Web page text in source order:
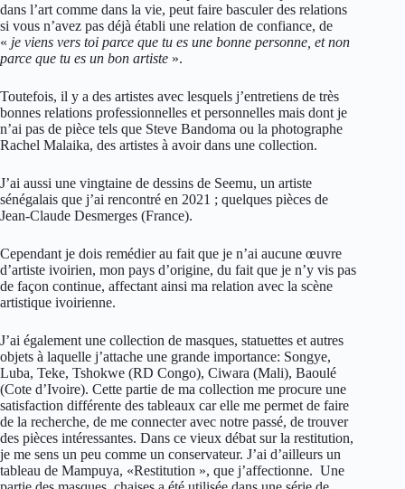
dans l’art comme dans la vie, peut faire basculer des relations
si vous n’avez pas déjà établi une relation de confiance, de
« je viens vers toi parce que tu es une bonne personne, et non
parce que tu es un bon artiste ».
Toutefois, il y a des artistes avec lesquels j’entretiens de très
bonnes relations professionnelles et personnelles mais dont je
n’ai pas de pièce tels que Steve Bandoma ou la photographe
Rachel Malaika, des artistes à avoir dans une collection.
J’ai aussi une vingtaine de dessins de Seemu, un artiste
sénégalais que j’ai rencontré en 2021 ; quelques pièces de
Jean-Claude Desmerges (France).
Cependant je dois remédier au fait que je n’ai aucune œuvre
d’artiste ivoirien, mon pays d’origine, du fait que je n’y vis pas
de façon continue, affectant ainsi ma relation avec la scène
artistique ivoirienne.
J’ai également une collection de masques, statuettes et autres
objets à laquelle j’attache une grande importance: Songye,
Luba, Teke, Tshokwe (RD Congo), Ciwara (Mali), Baoulé
(Cote d’Ivoire). Cette partie de ma collection me procure une
satisfaction différente des tableaux car elle me permet de faire
de la recherche, de me connecter avec notre passé, de trouver
des pièces intéressantes. Dans ce vieux débat sur la restitution,
je me sens un peu comme un conservateur. J’ai d’ailleurs un
tableau de Mampuya, «Restitution », que j’affectionne. Une